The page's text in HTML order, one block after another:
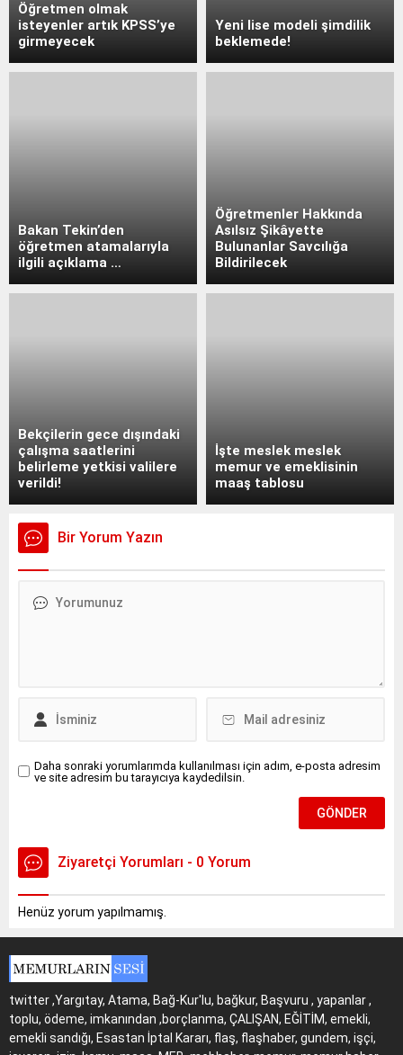
Öğretmen olmak
isteyenler artık KPSS’ye
girmeyecek
Yeni lise modeli şimdilik
beklemede!
Bakan Tekin’den
öğretmen atamalarıyla
ilgili açıklama …
Öğretmenler Hakkında
Asılsız Şikâyette
Bulunanlar Savcılığa
Bildirilecek
Bekçilerin gece dışındaki
çalışma saatlerini
belirleme yetkisi valilere
verildi!
İşte meslek meslek
memur ve emeklisinin
maaş tablosu
Bir Yorum Yazın
Daha sonraki yorumlarımda kullanılması için adım, e-posta adresim
ve site adresim bu tarayıcıya kaydedilsin.
Ziyaretçi Yorumları - 0 Yorum
Henüz yorum yapılmamış.
twitter ,Yargıtay, Atama, Bağ-Kur'lu, bağkur, Başvuru , yapanlar ,
toplu, ödeme, imkanından ,borçlanma, ÇALIŞAN, EĞİTİM, emekli,
emekli sandığı, Esastan İptal Kararı, flaş, flaşhaber, gundem, işçi,